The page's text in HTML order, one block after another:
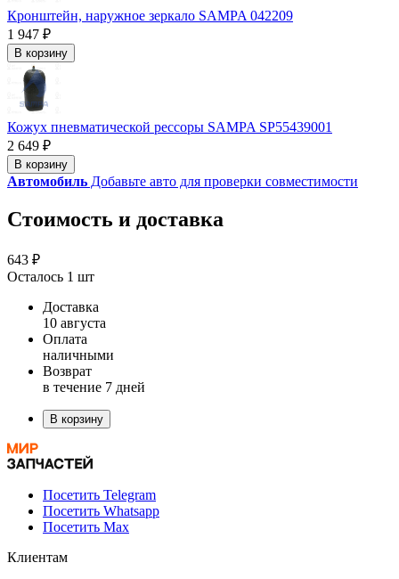
Кронштейн, наружное зеркало SAMPA 042209
1 947 ₽
В корзину
Кожух пневматической рессоры SAMPA SP55439001
2 649 ₽
В корзину
Автомобиль Добавьте авто для проверки совместимости
Стоимость и доставка
643 ₽
Осталось 1 шт
Доставка
10 августа
Оплата
наличными
Возврат
в течение 7 дней
В корзину
Посетить Telegram
Посетить Whatsapp
Посетить Max
Клиентам